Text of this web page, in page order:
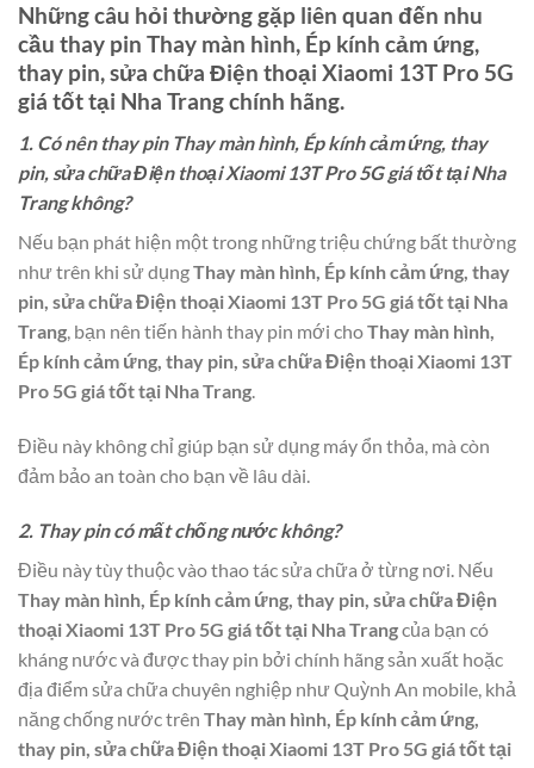
Những câu hỏi thường gặp liên quan đến nhu
cầu thay pin Thay màn hình, Ép kính cảm ứng,
thay pin, sửa chữa Điện thoại Xiaomi 13T Pro 5G
giá tốt tại Nha Trangchính hãng.
1. Có nên thay pin Thay màn hình, Ép kính cảm ứng, thay
pin, sửa chữa Điện thoại Xiaomi 13T Pro 5G giá tốt tại Nha
Trang không?
Nếu bạn phát hiện một trong những triệu chứng bất thường
như trên khi sử dụngThay màn hình, Ép kính cảm ứng, thay
pin, sửa chữa Điện thoại Xiaomi 13T Pro 5G giá tốt tại Nha
Trang, bạn nên tiến hành thay pin mới choThay màn hình,
Ép kính cảm ứng, thay pin, sửa chữa Điện thoại Xiaomi 13T
Pro 5G giá tốt tại Nha Trang.
Điều này không chỉ giúp bạn sử dụng máy ổn thỏa, mà còn
đảm bảo an toàn cho bạn về lâu dài.
2. Thay pin có mất chống nước không?
Điều này tùy thuộc vào thao tác sửa chữa ở từng nơi. Nếu
Thay màn hình, Ép kính cảm ứng, thay pin, sửa chữa Điện
thoại Xiaomi 13T Pro 5G giá tốt tại Nha Trangcủa bạn có
kháng nước và được thay pin bởi chính hãng sản xuất hoặc
địa điểm sửa chữa chuyên nghiệp như Quỳnh An mobile, khả
năng chống nước trên Thay màn hình, Ép kính cảm ứng,
thay pin, sửa chữa Điện thoại Xiaomi 13T Pro 5G giá tốt tại